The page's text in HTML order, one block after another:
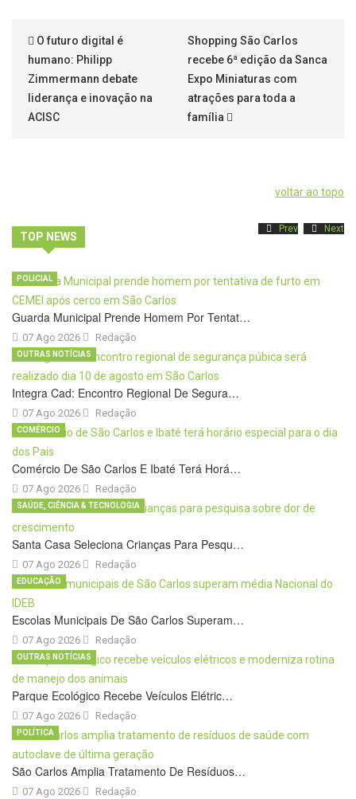
O futuro digital é
humano: Philipp
Zimmermann debate
liderança e inovação na
ACISC
Shopping São Carlos
recebe 6ª edição da Sanca
Expo Miniaturas com
atrações para toda a
família
voltar ao topo
TOP NEWS
Prev Next
Guarda Municipal Prende Homem Por Tentat…
07 Ago 2026
POLICIAL
Redação
Integra Cad: Encontro Regional De Segura…
07 Ago 2026
OUTRAS NOTÍCIAS
Redação
Comércio De São Carlos E Ibaté Terá Horá…
07 Ago 2026
COMÉRCIO
Redação
Santa Casa Seleciona Crianças Para Pesqu…
07 Ago 2026
SAÚDE, CIÊNCIA & TECNOLOGIA
Redação
Escolas Municipais De São Carlos Superam…
07 Ago 2026
EDUCAÇÃO
Redação
Parque Ecológico Recebe Veículos Elétric…
07 Ago 2026
OUTRAS NOTÍCIAS
Redação
São Carlos Amplia Tratamento De Resíduos…
07 Ago 2026
POLÍTICA
Redação